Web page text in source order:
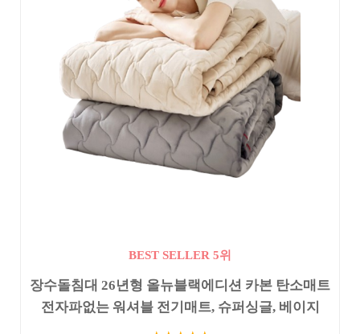
BEST SELLER 5위
장수돌침대 26년형 올뉴블랙에디션 카본 탄소매트
전자파없는 워셔블 전기매트, 슈퍼싱글, 베이지